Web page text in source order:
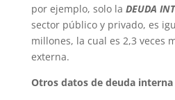
por ejemplo, solo la DEUDA
sector público y privado, es
millones, la cual es 2,3 veces
externa.
Otros datos de deuda interna